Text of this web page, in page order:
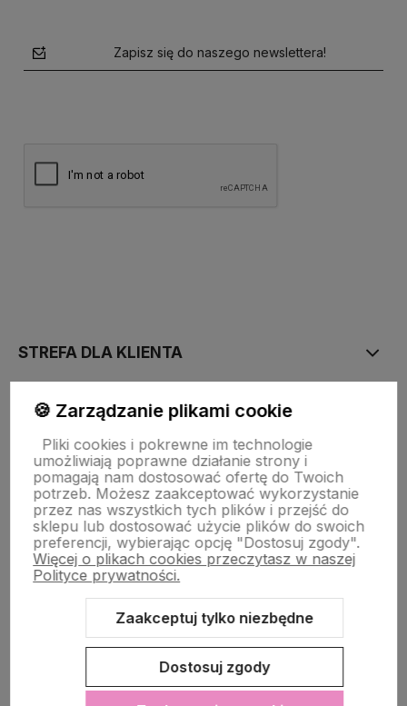
Zapisz się do naszego newslettera!
STREFA DLA KLIENTA
PŁATNOŚĆ I DOSTAWA
STRONY INFORMACYJNE
POMOC DLA KLIENTA
Zawartość tej strony jest chroniona prawem autorskim - PINK BOX®
🍪 Zarządzanie plikami cookie
Pliki cookies i pokrewne im technologie
umożliwiają poprawne działanie strony i
pomagają nam dostosować ofertę do Twoich
potrzeb. Możesz zaakceptować wykorzystanie
przez nas wszystkich tych plików i przejść do
sklepu lub dostosować użycie plików do swoich
preferencji, wybierając opcję "Dostosuj zgody".
Więcej o plikach cookies przeczytasz w naszej
Polityce prywatności.
Zaakceptuj tylko niezbędne
Dostosuj zgody